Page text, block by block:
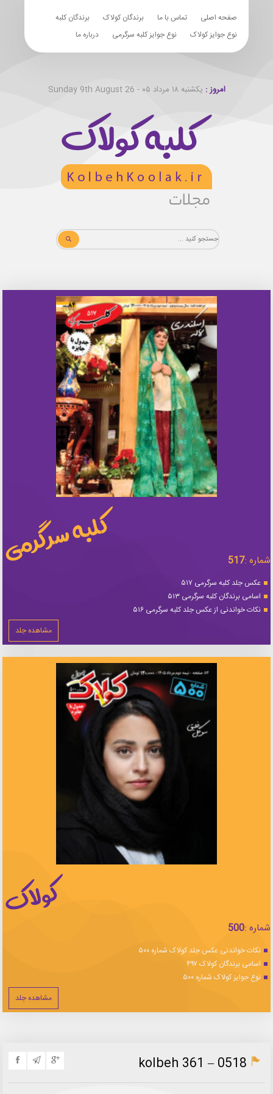
صفحه اصلی تماس با ما برندگان کولاک
برندگان کلبه
نوع جوایز کولاک
نوع جوایز کلبه سرگرمی درباره ما
امروز : یکشنبه ۱۸ مرداد ۰۵ - Sunday 9th August 26
شماره :517
عکس جلد کلبه سرگرمی ۵۱۷
اسامی برندگان کلبه سرگرمی ۵۱۳
نکات خواندنی از عکس جلد کلبه سرگرمی ۵۱۶
مشاهده جلد
شماره :500
نکات خواندنی عکس جلد کولاک شماره ۵۰۰
اسامی برندگان کولاک ۴۹۷
نوع جوایز کولاک شماره ۵۰۰
مشاهده جلد
kolbeh 361 – 0518